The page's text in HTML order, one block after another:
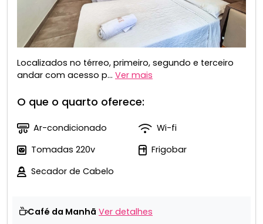
Localizados no térreo, primeiro, segundo e terceiro
andar com acesso p... Ver mais
O que o quarto oferece:
Ar-condicionado
Wi-fi
Tomadas 220v
Frigobar
Secador de Cabelo
Café da Manhã Ver detalhes